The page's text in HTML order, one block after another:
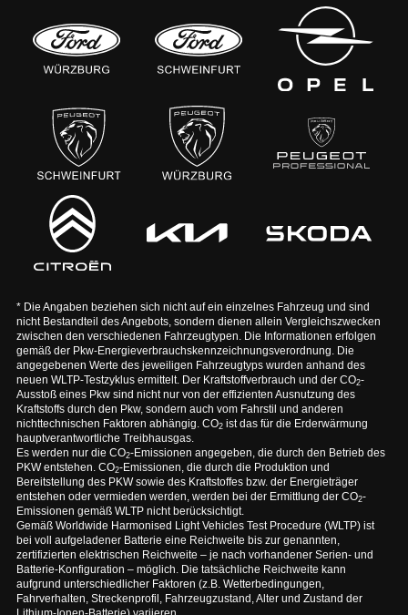
* Die Angaben beziehen sich nicht auf ein einzelnes Fahrzeug und sind
nicht Bestandteil des Angebots, sondern dienen allein Vergleichszwecken
zwischen den verschiedenen Fahrzeugtypen. Die Informationen erfolgen
gemäß der Pkw-Energieverbrauchskennzeichnungsverordnung. Die
angegebenen Werte des jeweiligen Fahrzeugtyps wurden anhand des
neuen WLTP-Testzyklus ermittelt. Der Kraftstoffverbrauch und der CO2-
Ausstoß eines Pkw sind nicht nur von der effizienten Ausnutzung des
Kraftstoffs durch den Pkw, sondern auch vom Fahrstil und anderen
nichttechnischen Faktoren abhängig. CO2ist das für die Erderwärmung
hauptverantwortliche Treibhausgas.
Es werden nur die CO2-Emissionen angegeben, die durch den Betrieb des
PKW entstehen. CO2-Emissionen, die durch die Produktion und
Bereitstellung des PKW sowie des Kraftstoffes bzw. der Energieträger
entstehen oder vermieden werden, werden bei der Ermittlung der CO2-
Emissionen gemäß WLTP nicht berücksichtigt.
Gemäß Worldwide Harmonised Light Vehicles Test Procedure (WLTP) ist
bei voll aufgeladener Batterie eine Reichweite bis zur genannten,
zertifizierten elektrischen Reichweite – je nach vorhandener Serien- und
Batterie-Konfiguration – möglich. Die tatsächliche Reichweite kann
aufgrund unterschiedlicher Faktoren (z.B. Wetterbedingungen,
Fahrverhalten, Streckenprofil, Fahrzeugzustand, Alter und Zustand der